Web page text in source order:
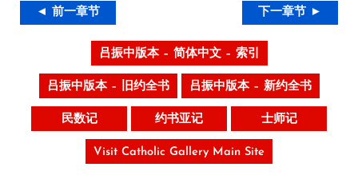
◄ 前一章节 下一章节 ►
吕振中版本 – 简体中文 – 索引
吕振中版本 – 旧约全书 吕振中版本 – 新约全书
民数记 约书亚记 士师记
Visit Catholic Gallery Main Site